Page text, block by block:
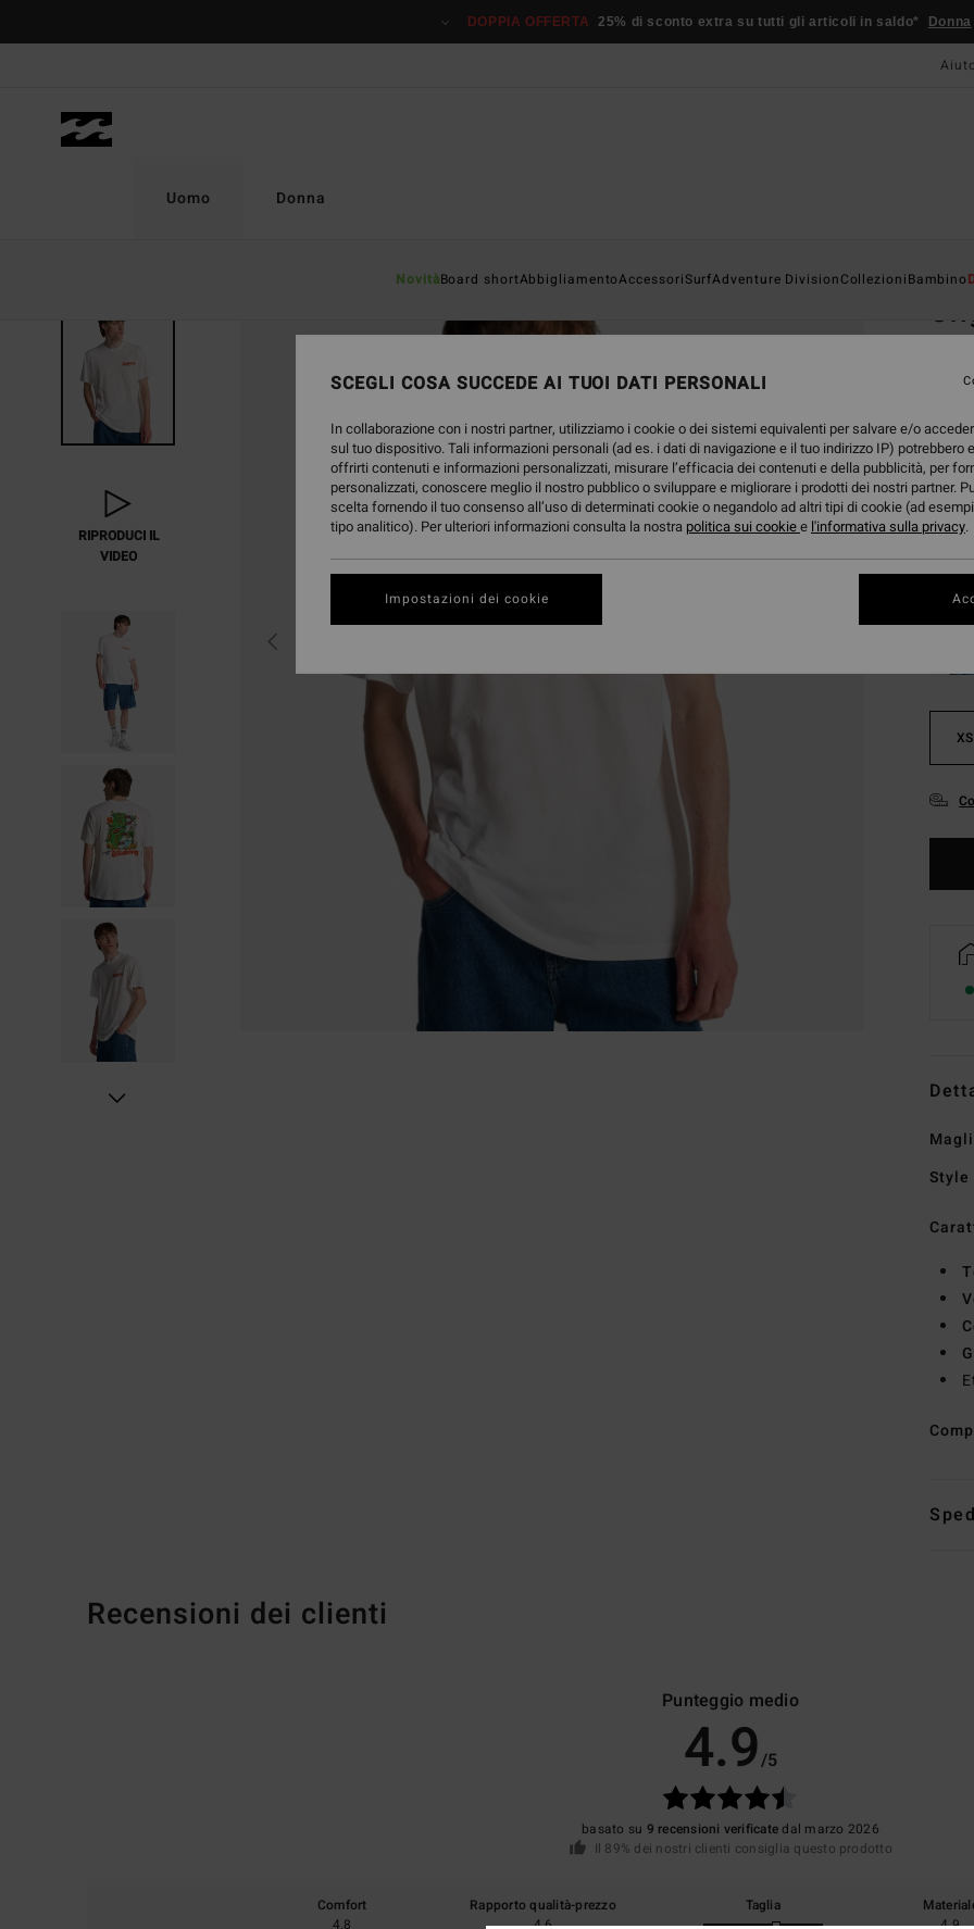
prodotto
DOPPIA OFFERTA 25% di sconto extra su tutti gli articoli in saldo* Donna
Uomo
NovitàBoard shortAbbigliamentoAccessoriSurfAdventure DivisionCollezioniBambino
Donna
RIPRODUCI IL
VIDEO
XS
Style
Recensioni dei clienti
Punteggio medio
4.9/5
basato su 9 recensioni verificatedal marzo 2026
Il 89% dei nostri clienti consiglia questo prodotto
Comfort
4.8
Rapporto qualità-prezzo
4.6
Taglia
4.9
SCEGLI COSA SUCCEDE AI TUOI DATI PERSONALI
In collaborazione con i nostri partner, utilizziamo i cookie o dei sistemi equivalenti per salvare e/o
sul tuo dispositivo. Tali informazioni personali (ad es. i dati di navigazione e il tuo indirizzo IP) potrebbero
offrirti contenuti e informazioni personalizzati, misurare l’efficacia dei contenuti e della pubblicità, per
personalizzati, conoscere meglio il nostro pubblico o sviluppare e migliorare i prodotti dei nostri partner.
scelta fornendo il tuo consenso all’uso di determinati cookie o negandolo ad altri tipi di cookie (ad
tipo analitico). Per ulteriori informazioni consulta la nostra politica sui cookiee l'informativa sulla privacy.
Impostazioni dei cookie